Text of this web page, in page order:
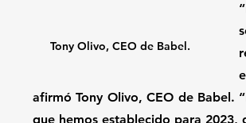
Tony Olivo, CEO de Babel.
afirmó Tony Olivo, CEO de Babel.
que hemos establecido para 2023,